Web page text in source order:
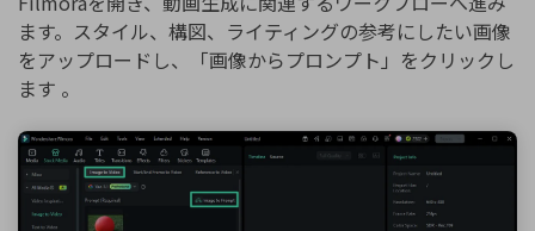
ます。スタイル、構図、ライティングの参考にしたい画像
をアップロードし、「画像からプロンプト」をクリックし
ます 。